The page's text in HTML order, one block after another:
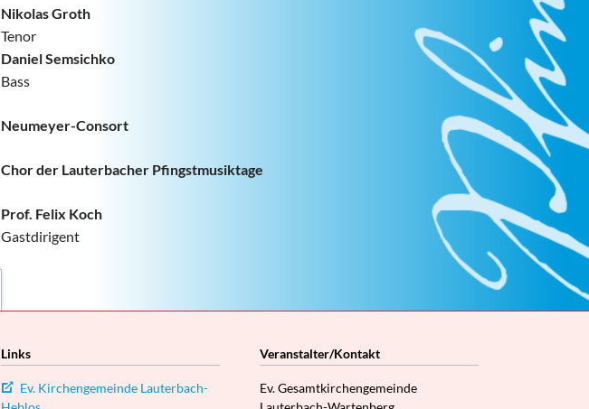
Nikolas Groth
Tenor
Daniel Semsichko
Bass
Neumeyer-Consort
Chor der Lauterbacher Pfingstmusiktage
Prof. Felix Koch
Gastdirigent
Links
Ev. Kirchengemeinde Lauterbach-
Veranstalter/Kontakt
Ev. Gesamtkirchengemeinde